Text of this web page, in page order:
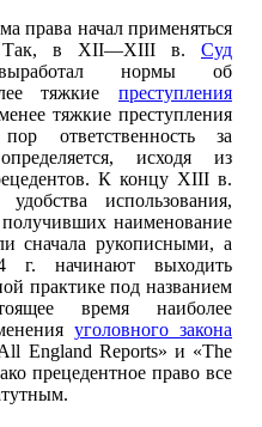
права начал применяться
в XII—XIII в. Суд
нормы об
тяжкие преступления
тяжкие преступления
ответственность за
исходя из
К концу XIII в.
использования,
наименование
сначала рукописными, а
г. начинают выходить
практике под названием
время наиболее
уголовного закона
England Reports» и «The
прецедентное право все